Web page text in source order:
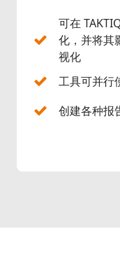
可在
化，并将其
视化
工具可并行
创建各种报